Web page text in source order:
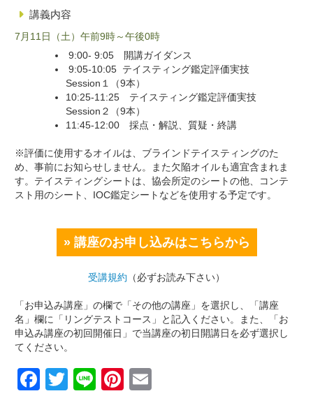
講義内容
7月11日（土）午前9時～午後0時
9:00- 9:05 開講ガイダンス
9:05-10:05 テイスティング鑑定評価実技
Session１（9本）
10:25-11:25 テイスティング鑑定評価実技
Session２（9本）
11:45-12:00 採点・解説、質疑・終講
※評価に使用するオイルは、ブラインドテイスティングのた
め、事前にお知らせしません。また欠陥オイルも適宜含まれま
す。テイスティングシートは、協会所定のシートの他、コンテ
スト用のシート、IOC鑑定シートなどを使用する予定です。
» 講座のお申し込みはこちらから
受講規約 （必ずお読み下さい）
「お申込み講座」の欄で「その他の講座」を選択し、「講座
名」欄に「リングテストコース」と記入ください。また、「お
申込み講座の初回開催日」で当講座の初日開講日を必ず選択し
てください。
Facebook
Twitter
LinePinterest